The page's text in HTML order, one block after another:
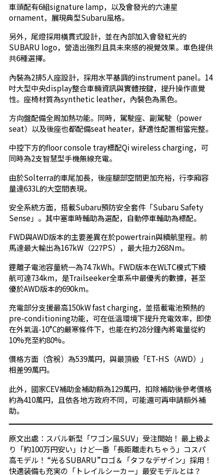
車頭配有6組signature lamp，以及會發光的六連星
ornament，展現典型Subaru風格。
另外，尾燈採用橫貫式設計，並在內部加入會發紅光的
SUBARU logo，營造出強烈且具未來感的視覺效果。車色提供
共6種選擇。
內裝為2排5人座設計，採用水平基調的instrument panel。14
吋大型中央display整合車輛資訊與實體按鍵，提升操作直覺
性。座椅材質為synthetic leather，內裝色為黑色。
方向盤配備全周加熱功能。同時，駕駛座、副駕駛（power
seat）以及後座也都配備seat heater，舒適性配置相當完整。
中控下方的floor console tray標配Qi wireless charging，可
同時為2支智慧型手機無線充電。
由於Solterra的車尾加長，後座腿部空間更加充裕，行李廂容
量達633L的大空間表現。
安全系統方面，搭載Subaru預防安全套件「Subaru Safety
Sense」。其中塞車時輔助為選配，自動停車輔助為標配。
FWD與AWD版本的主要差異在於powertrain與續航里程。前
馬達最大輸出為167kW（227PS），最大扭力268Nm。
鋰離子電池容量統一為74.7kWh。FWD版本在WLTC模式下續
航可達734km，是Trailseeker全車系中最優秀的數據，甚至
優於AWD版本的690km。
充電部分支援最高150kW fast charging，並搭載電池預熱的
pre-conditioning功能，可在低溫環境下提升充電效率，即使
在外氣溫-10°C的嚴寒條件下，也能在約28分鐘內將電量從約
10%充至約80%。
價格方面（含稅）為539萬円，與最頂級「ET-HS（AWD）」
相差99萬円。
此外，國家CEV補助金補助額為129萬円，扣除補助後參考價格
約為410萬円，且依各地方政府不同，可能還可再申請額外補
助。
原文出處：スバル新型「ワゴン風SUV」受注開始！ 最上級よ
り「約100万円安い」けど一番「長距離走れちゃう」コスパ
高モデル！ “光るSUBARU”ロゴ＆「タフなデザイン」採用！
快適装備も充実の「トレイルシーカー」最安モデルとは？